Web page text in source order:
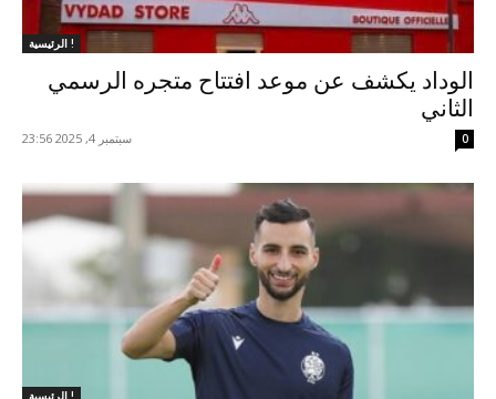
الرئيسية !
الوداد يكشف عن موعد افتتاح متجره الرسمي
الثاني
سبتمبر 4, 2025 23:56 0